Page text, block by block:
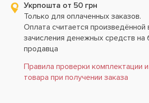
Укрпошта от 50 грн
Только для оплаченных заказов.
Оплата считается произведённой
зачисления денежных средств на
продавца
Правила проверки комплектации
товара при получении заказа